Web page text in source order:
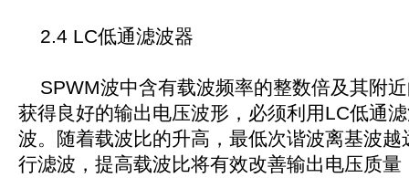
2.4 LC低通滤波器
SPWM波中含有载波频率的整数倍及其附
获得良好的输出电压波形，必须利用LC低通
波。随着载波比的升高，最低次谐波离基波越
行滤波，提高载波比将有效改善输出电压质量